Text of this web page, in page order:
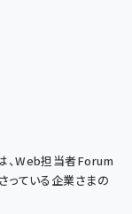
、Web担当者Forum
っている企業さまの